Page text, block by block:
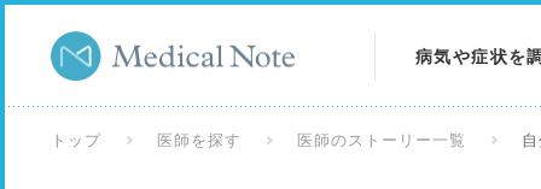
病気や症状を
トップ 医師を探す 医師のストーリー一覧